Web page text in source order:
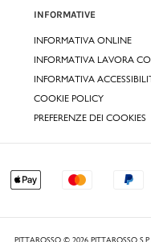
INFORMATIVE
INFORMATIVA ONLINE
INFORMATIVA LAVORA
INFORMATIVA
COOKIE POLICY
PREFERENZE DEI COOKIES
PITTAROSSO © 2026 PITTAROSSO